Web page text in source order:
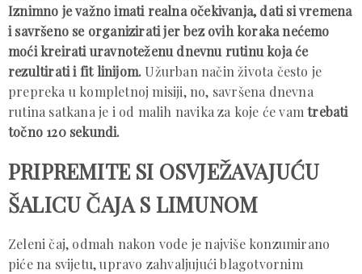
Iznimno je važno imati realna očekivanja, dati si vremena
i savršeno se organizirati jer bez ovih koraka nećemo
moći kreirati uravnoteženu dnevnu rutinu koja će
rezultirati i fit linijom. Užurban način života često je
prepreka u kompletnoj misiji, no, savršena dnevna
rutina satkana je i od malih navika za koje će vamtrebati
točno 120 sekundi.
PRIPREMITE SI OSVJEŽAVAJUĆU
ŠALICU ČAJA S LIMUNOM
Zeleni čaj, odmah nakon vode je najviše konzumirano
piće na svijetu, upravo zahvaljujući blagotvornim